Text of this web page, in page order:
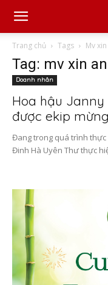
Trang chủ Tags Mv
Tag: mv xin
Doanh nhân
Hoa hậu Janny
được ekip
Đang trong quá trình thực
Đinh Hà Uyên Thư thực